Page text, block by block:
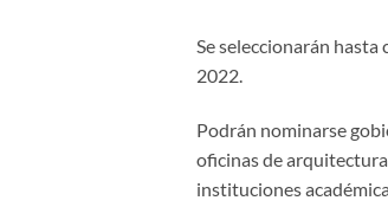
Se seleccionarán
2022.
Podrán nominarse
oficinas de
instituciones